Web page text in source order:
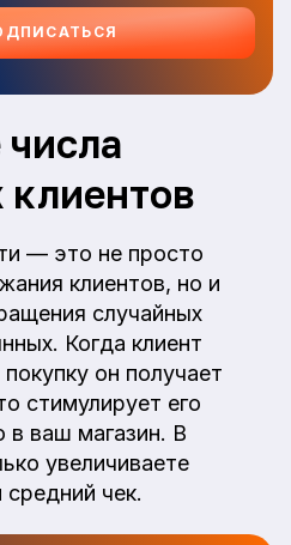
клиентов
— это не просто
клиентов, но и
случайных
Когда клиент
он получает
стимулирует его
в ваш магазин. В
увеличиваете
средний чек.